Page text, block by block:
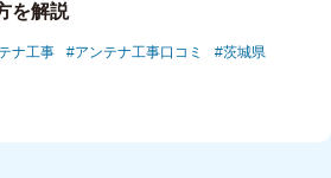
を解説
ナ工事 アンテナ工事口コミ 茨城県